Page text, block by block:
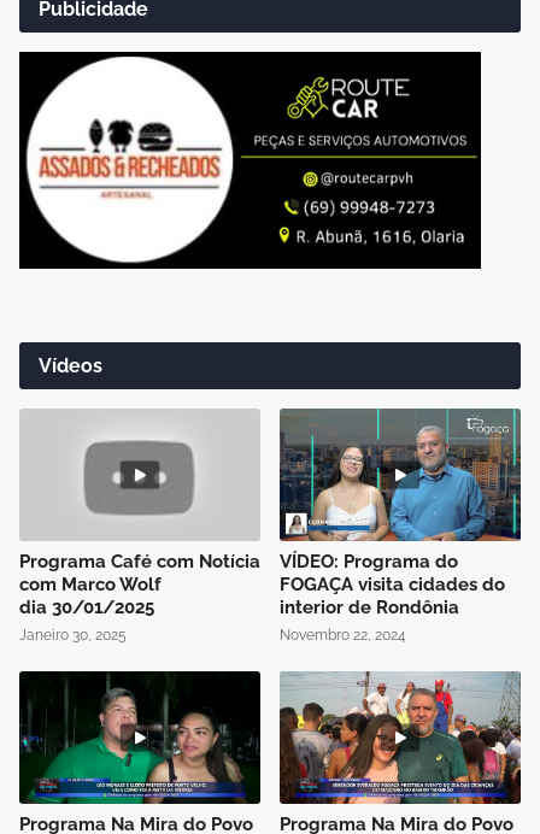
Publicidade
Vídeos
Programa Café com Notícia
com Marco Wolf
dia 30/01/2025
Janeiro 30, 2025
VÍDEO: Programa do
FOGAÇA visita cidades do
interior de Rondônia
Novembro 22, 2024
Programa Na Mira do Povo Programa Na Mira do Povo